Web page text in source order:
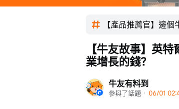
【產品推薦官】邊個
牛友有料到
參與了話題 · 06/01
【牛友故事】英
業增長的錢？